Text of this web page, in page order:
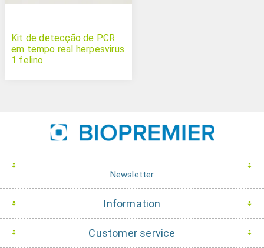
Kit de detecção de PCR
em tempo real herpesvirus
1 felino
Newsletter
Information
Customer service